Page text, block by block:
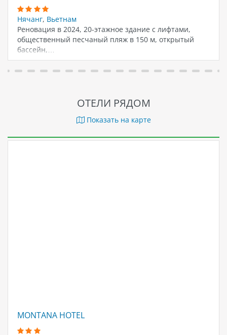
Нячанг, Вьетнам
Реновация в 2024, 20-этажное здание с лифтами,
общественный песчаный пляж в 150 м, открытый
бассейн,…
ОТЕЛИ РЯДОМ
Показать на карте
MONTANA HOTEL